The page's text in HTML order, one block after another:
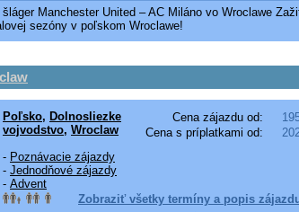
Manchester United – AC Miláno vo Wroclawe
sezóny v poľskom Wroclawe!
Cena zájazdu od:
Cena s príplatkami od:
Poľsko, Dolnosliezke
vojvodstvo, Wroclaw
- Poznávacie zájazdy
- Jednodňové zájazdy
- Advent
Zobraziť všetky termíny a popis